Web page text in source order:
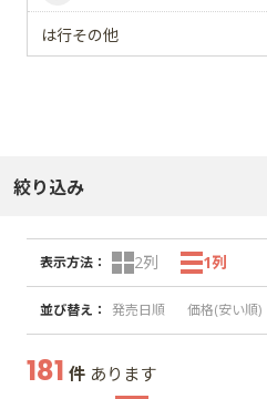
は行その他
絞り込み
表示方法： 2列 1列
並び替え ： 発売日順 価格(安い順)
181 件 あります